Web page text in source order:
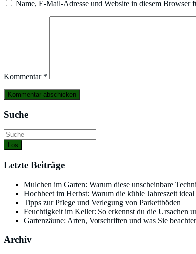
Name, E-Mail-Adresse und Website in diesem Browser
Kommentar *
Suche
Los
Letzte Beiträge
Mulchen im Garten: Warum diese unscheinbare
Hochbeet im Herbst: Warum die kühle Jahreszeit
Tipps zur Pflege und Verlegung von Parkettböden
Feuchtigkeit im Keller: So erkennst du die Ursachen
Gartenzäune: Arten, Vorschriften und was Sie
Archiv